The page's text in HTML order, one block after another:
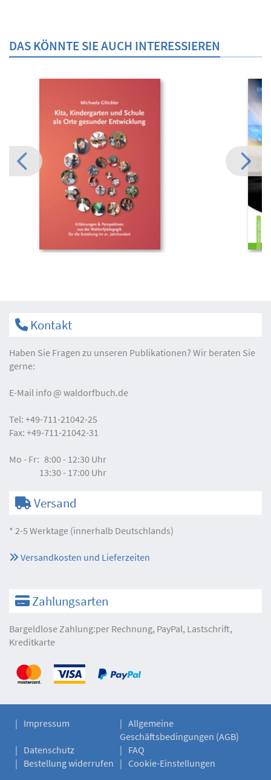
DAS KÖNNTE SIE AUCH INTERESSIEREN
Kontakt
Haben Sie Fragen zu unseren Publikationen? Wir beraten Sie
gerne:
E-Mail info waldorfbuch.de
Tel: +49-711-21042-25
Fax: +49-711-21042-31
Mo - Fr: 8:00 - 12:30 Uhr
13:30 - 17:00 Uhr
Versand
* 2-5 Werktage (innerhalb Deutschlands)
Versandkosten und Lieferzeiten
Zahlungsarten
Bargeldlose Zahlung:per Rechnung, PayPal, Lastschrift,
Kreditkarte
Impressum
Allgemeine
Geschäftsbedingungen (AGB)
Datenschutz
FAQ
Bestellung widerrufen
Cookie-Einstellungen